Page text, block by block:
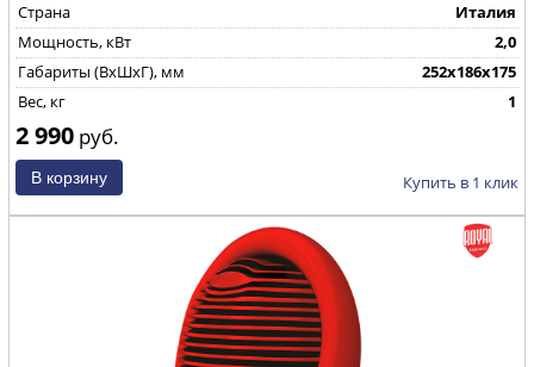
Страна
Италия
Мощность, кВт
2,0
Габариты (ВхШхГ), мм
252х186х175
Вес, кг
1
2 990 руб.
Купить в 1 клик